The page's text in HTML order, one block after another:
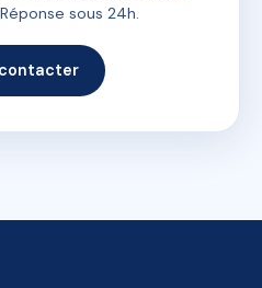
sous 24h.